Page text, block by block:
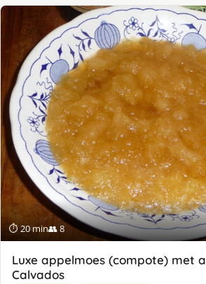
⏱ 20 min👥 8
Luxe appelmoes (compote) met
Calvados